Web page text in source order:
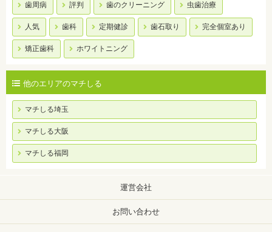
歯周病 評判 歯のクリーニング 虫歯治療
人気 歯科 定期健診 歯石取り 完全個室あり
矯正歯科 ホワイトニング
他のエリアのマチしる
マチしる埼玉
マチしる大阪
マチしる福岡
運営会社
お問い合わせ